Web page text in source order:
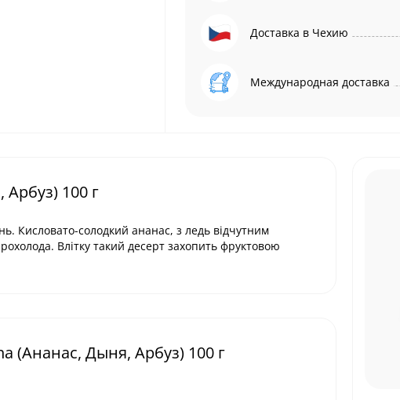
Доставка в Чехию
Международная доставка
100 г
Кисловато-солодкий ананас, з ледь відчутним
Влітку такий десерт захопить фруктовою
(Ананас, Дыня, Арбуз) 100 г